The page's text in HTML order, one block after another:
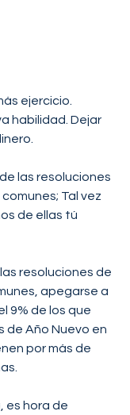
ejercicio.
habilidad. Dejar
las resoluciones
Tal vez
de ellas tú
resoluciones de
apegarse a
9% de los que
de Año Nuevo en
por más de
es hora de